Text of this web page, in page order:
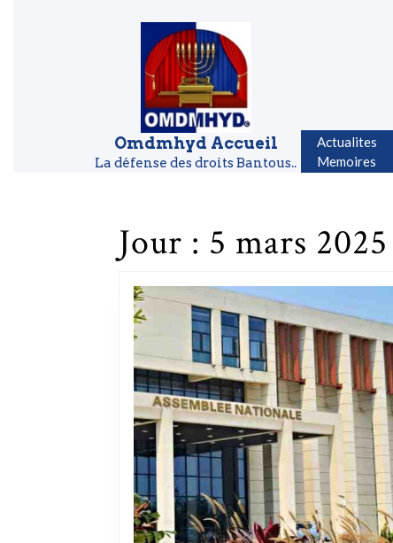
Omdmhyd Accueil
La défense des droits Bantous..
Actualites
Memoires
Jour : 5 mars 2025